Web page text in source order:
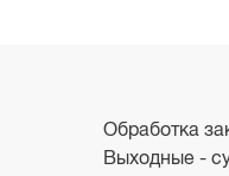
Обработка
Выходные -